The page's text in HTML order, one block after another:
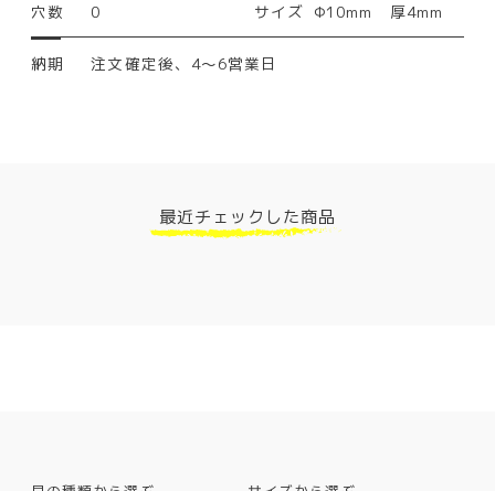
穴数 0 サイズ Φ10mm 厚4mm
納期 注文確定後、4～6営業日
最近チェックした商品